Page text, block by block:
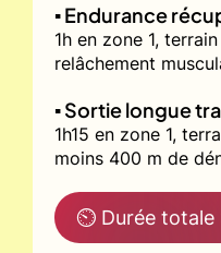
▪️ Endurance
1h en zone 1,
relâchement
▪️ Sortie longue
1h15 en zone 1,
moins 400 m de
⏲ Durée totale